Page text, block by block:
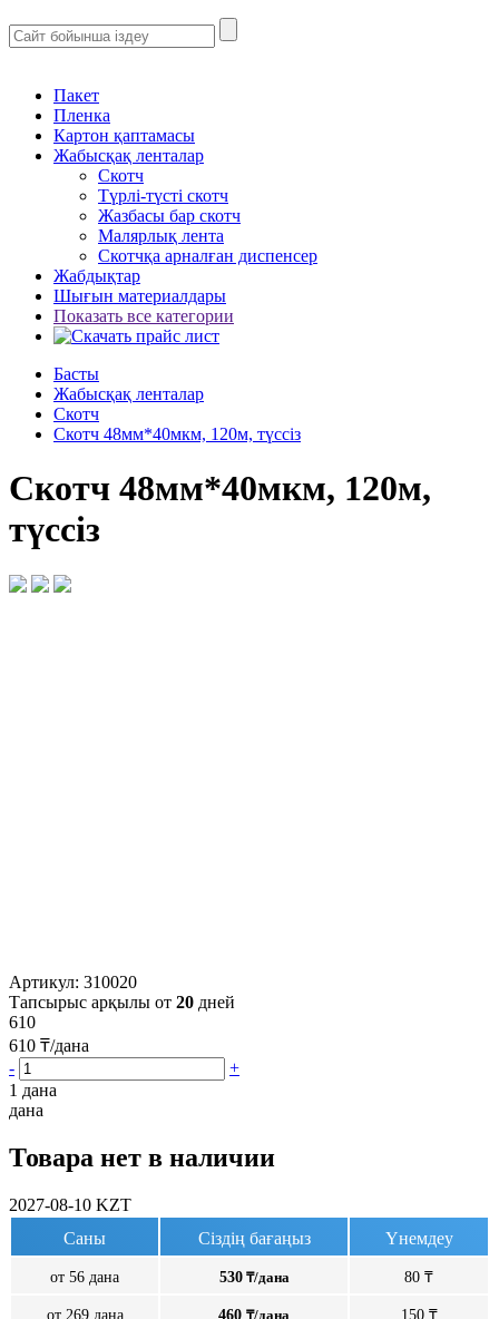
Пакет
Пленка
Картон қаптамасы
Жабысқақ ленталар
Скотч
Түрлі-түсті скотч
Жазбасы бар скотч
Малярлық лента
Скотчқа арналған диспенсер
Жабдықтар
Шығын материалдары
Показать все категории
Басты
Жабысқақ ленталар
Скотч
Скотч 48мм*40мкм, 120м, түссіз
Скотч 48мм*40мкм, 120м,
түссіз
Артикул: 310020
Тапсырыс арқылы от 20 дней
610
610 ₸/дана
-
+
1 дана
дана
Товара нет в наличии
2027-08-10 KZT
Саны
Сіздің бағаңыз Үнемдеу
от 56 дана 530₸/дана 80 ₸
от 269 дана 460 ₸/дана 150 ₸